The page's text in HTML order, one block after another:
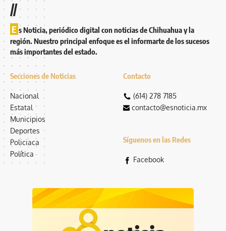
//
E s Noticia, periódico digital con noticias de Chihuahua y la
región. Nuestro principal enfoque es el informarte de los sucesos
más importantes del estado.
Secciones de Noticias
Nacional
Estatal
Municipios
Deportes
Policiaca
Política
Contacto
(614) 278 7185
contacto@esnoticia.mx
Síguenos en las Redes
Facebook